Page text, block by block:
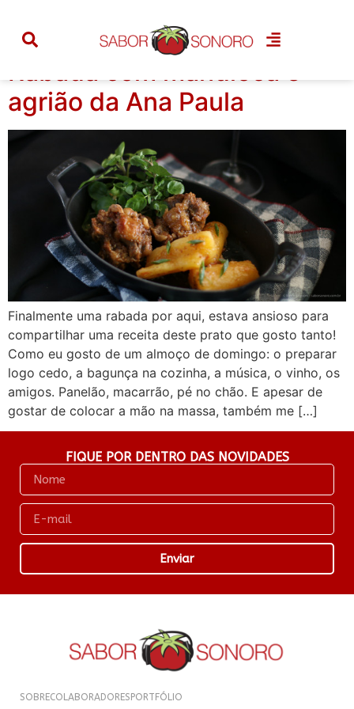
Tag: rabada
Rabada com mandioca e
agrião da Ana Paula
Finalmente uma rabada por aqui, estava ansioso para
compartilhar uma receita deste prato que gosto tanto!
Como eu gosto de um almoço de domingo: o preparar
logo cedo, a bagunça na cozinha, a música, o vinho, os
amigos. Panelão, macarrão, pé no chão. E apesar de
gostar de colocar a mão na massa, também me […]
FIQUE POR DENTRO DAS NOVIDADES
Enviar
SOBRECOLABORADORES PORTFÓLIO